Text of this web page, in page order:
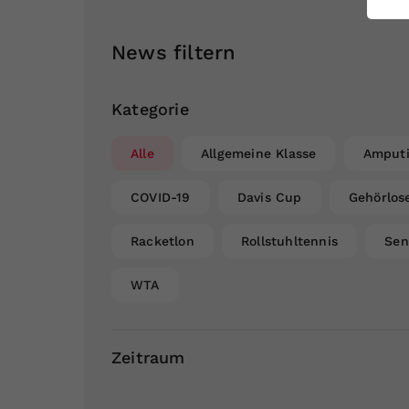
News filtern
Kategorie
Alle Allgemeine Klasse
COVID-19 Davis Cup
Racketlon Rollstuhltennis
WTA
Zeitraum